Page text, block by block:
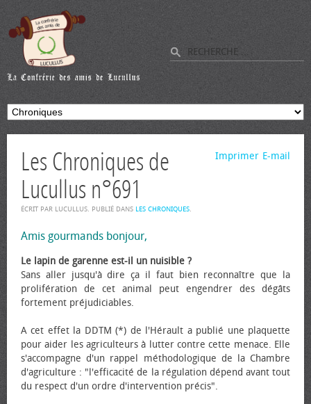
E-mail
Imprimer
Les Chroniques de
Lucullus n°691
ÉCRIT PAR LUCULLUS. PUBLIÉ DANS LES CHRONIQUES.
Amis gourmands bonjour,
Le lapin de garenne est-il un nuisible ?
Sans aller jusqu'à dire ça il faut bien reconnaître que la
prolifération de cet animal peut engendrer des dégâts
fortement préjudiciables.
A cet effet la DDTM (*) de l'Hérault a publié une plaquette
pour aider les agriculteurs à lutter contre cette menace. Elle
s'accompagne d'un rappel méthodologique de la Chambre
d'agriculture : "l'efficacité de la régulation dépend avant tout
du respect d'un ordre d'intervention précis".